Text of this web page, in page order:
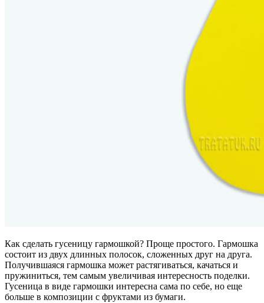
Как сделать гусеницу гармошкой? Проще простого. Гармошка
состоит из двух длинных полосок, сложенных друг на друга.
Получившаяся гармошка может растягиваться, качаться и
пружиниться, тем самым увеличивая интересность поделки.
Гусеница в виде гармошки интересна сама по себе, но еще
больше в композиции с фруктами из бумаги.